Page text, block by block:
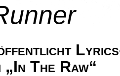
Lyrics-
The Raw“